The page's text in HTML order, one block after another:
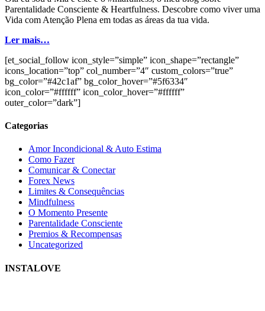
Parentalidade Consciente & Heartfulness. Descobre como viver uma
Vida com Atenção Plena em todas as áreas da tua vida.
Ler mais…
[et_social_follow icon_style=”simple” icon_shape=”rectangle”
icons_location=”top” col_number=”4″ custom_colors=”true”
bg_color=”#42c1af” bg_color_hover=”#5f6334″
icon_color=”#ffffff” icon_color_hover=”#ffffff”
outer_color=”dark”]
Categorias
Amor Incondicional & Auto Estima
Como Fazer
Comunicar & Conectar
Forex News
Limites & Consequências
Mindfulness
O Momento Presente
Parentalidade Consciente
Premios & Recompensas
Uncategorized
INSTALOVE